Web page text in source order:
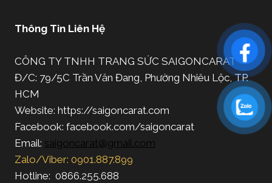
Thông Tin Liên Hệ
CÔNG TY TNHH TRANG SỨC SAIGONCARAT
Đ/C: 79/5C Trần Văn Đang, Phường Nhiêu Lộc, TP.
HCM
Website: https://saigoncarat.com
Facebook: facebook.com/saigoncarat
Email: saigoncarat@gmail.com
Zalo/Viber: 0901.887.899
Hotline: 0866.255.688